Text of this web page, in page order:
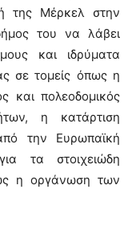
της Μέρκελ στην
του να λάβει
και ιδρύματα
σε τομείς όπως η
και πολεοδομικός
η κατάρτιση
την Ευρωπαϊκή
τα στοιχειώδη
η οργάνωση των